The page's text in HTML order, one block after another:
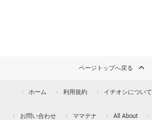
ページトップへ戻る
ホーム 利用規約 イチオシについて
お問い合わせ ママテナ All About